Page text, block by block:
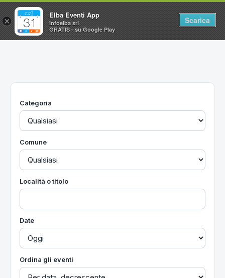
Home
Utilità
Categoria
Comune
Località o titolo
Date
Ordina gli eventi
×
Elba Eventi App
Infoelba srl
GRATIS - su Google Play
Scarica